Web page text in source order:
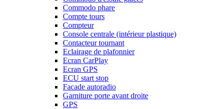
Commodo phare
Compte tours
Compteur
Console centrale (intérieur plastique)
Contacteur tournant
Eclairage de plafonnier
Ecran CarPlay
Ecran GPS
ECU start stop
Facade autoradio
Garniture porte avant droite
GPS